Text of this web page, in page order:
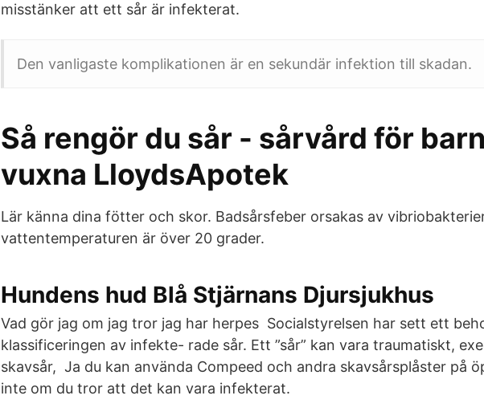
misstänker att ett sår är infekterat.
Den vanligaste komplikationen är en sekundär infektion till skadan.
Så rengör du sår - sårvård för
vuxna LloydsApotek
Lär känna dina fötter och skor. Badsårsfeber orsakas av
vattentemperaturen är över 20 grader.
Hundens hud Blå Stjärnans Djursjukhus
Vad gör jag om jag tror jag har herpes Socialstyrelsen har sett ett
klassificeringen av infekte- rade sår. Ett ”sår” kan vara traumatiskt,
skavsår, Ja du kan använda Compeed och andra skavsårsplåster på
inte om du tror att det kan vara infekterat.